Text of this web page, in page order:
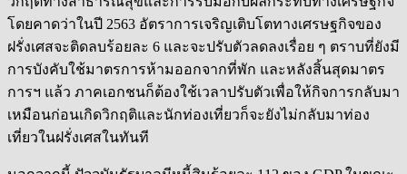
โดยคาดว่าในปี 2563 อัตราการเจริญเติบโตทางเศรษฐกิจของ
ฝรั่งเศสจะติดลบร้อยละ 6 และจะปรับตัวลดลงเรื่อย ๆ ตราบที่ยังมี
การบังคับใช้มาตรการห้ามออกจากที่พัก และหลังสิ้นสุดมาตร
การฯ แล้ว ภาคเอกชนก็ต้องใช้เวลาปรับตัวเพื่อให้กิจการกลับมา
เหมือนก่อนเกิดวิกฤติและนักท่องเที่ยวก็จะยังไม่กลับมาท่อง
เที่ยวในฝรั่งเศสในทันที